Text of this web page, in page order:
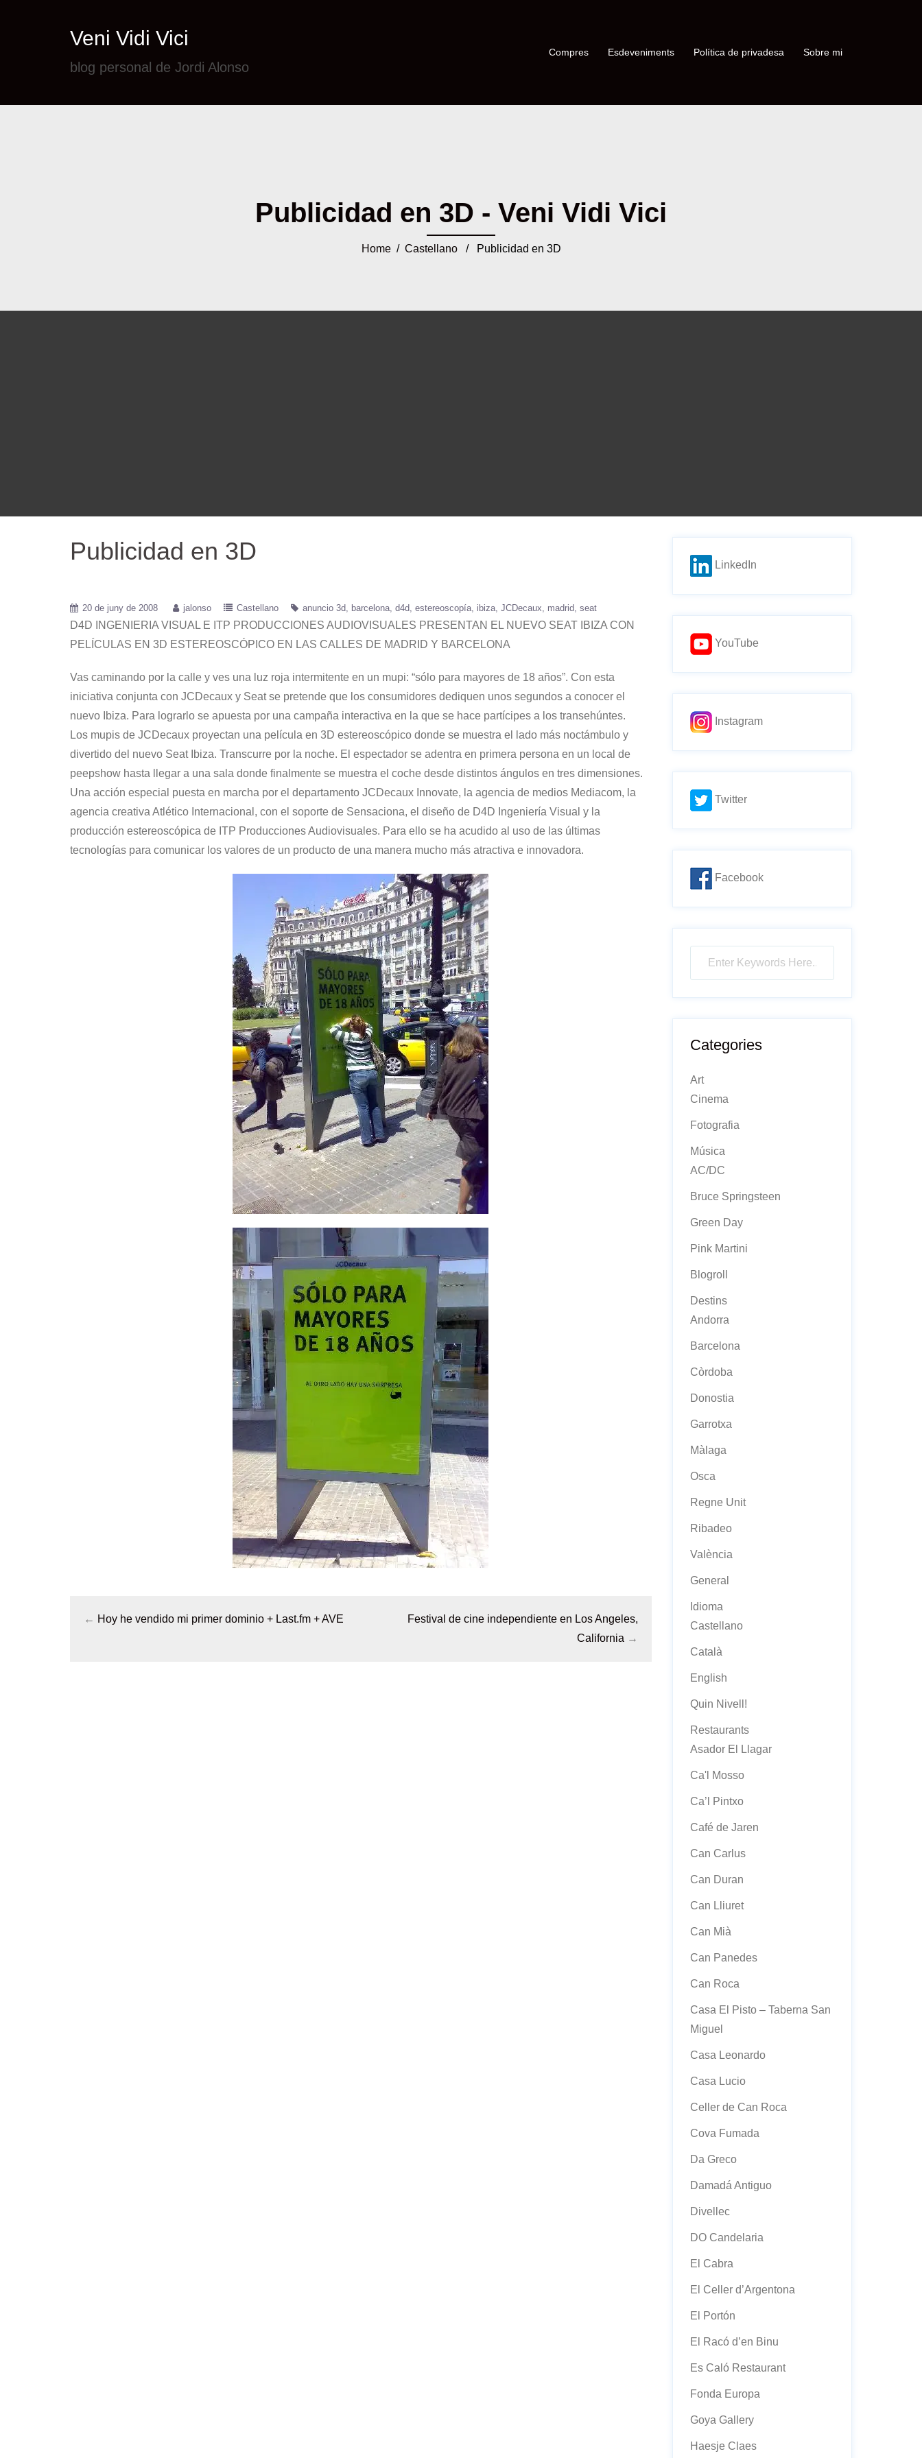
Veni Vidi Vici
blog personal de Jordi Alonso
Compres Esdeveniments Política de privadesa Sobre mi
Publicidad en 3D - Veni Vidi Vici
Home/ Castellano/ Publicidad en 3D
Publicidad en 3D
20 de juny de 2008 jalonso Castellano anuncio 3d barcelona d4d estereoscopía ibiza JCDecaux madrid seat
D4D INGENIERIA VISUAL E ITP PRODUCCIONES AUDIOVISUALES PRESENTAN EL NUEVO SEAT IBIZA CON
PELÍCULAS EN 3D ESTEREOSCÓPICO EN LAS CALLES DE MADRID Y BARCELONA
Vas caminando por la calle y ves una luz roja intermitente en un mupi: “sólo para mayores de 18 años”. Con esta
iniciativa conjunta con JCDecaux y Seat se pretende que los consumidores dediquen unos segundos a conocer el
nuevo Ibiza. Para lograrlo se apuesta por una campaña interactiva en la que se hace partícipes a los transehúntes.
Los mupis de JCDecaux proyectan una película en 3D estereoscópico donde se muestra el lado más noctámbulo y
divertido del nuevo Seat Ibiza. Transcurre por la noche. El espectador se adentra en primera persona en un local de
peepshow hasta llegar a una sala donde finalmente se muestra el coche desde distintos ángulos en tres dimensiones.
Una acción especial puesta en marcha por el departamento JCDecaux Innovate, la agencia de medios Mediacom, la
agencia creativa Atlético Internacional, con el soporte de Sensaciona, el diseño de D4D Ingeniería Visual y la
producción estereoscópica de ITP Producciones Audiovisuales. Para ello se ha acudido al uso de las últimas
tecnologías para comunicar los valores de un producto de una manera mucho más atractiva e innovadora.
← Hoy he vendido mi primer dominio + Last.fm + AVE
Festival de cine independiente en Los Angeles,
California →
LinkedIn
YouTube
Instagram
Twitter
Facebook
Categories
Art
Cinema
Fotografia
Música
AC/DC
Bruce Springsteen
Green Day
Pink Martini
Blogroll
Destins
Andorra
Barcelona
Còrdoba
Donostia
Garrotxa
Màlaga
Osca
Regne Unit
Ribadeo
València
General
Idioma
Castellano
Català
English
Quin Nivell!
Restaurants
Asador El Llagar
Ca'l Mosso
Ca’l Pintxo
Café de Jaren
Can Carlus
Can Duran
Can Lliuret
Can Mià
Can Panedes
Can Roca
Casa El Pisto – Taberna San
Miguel
Casa Leonardo
Casa Lucio
Celler de Can Roca
Cova Fumada
Da Greco
Damadá Antiguo
Divellec
DO Candelaria
El Cabra
El Celler d’Argentona
El Portón
El Racó d’en Binu
Es Caló Restaurant
Fonda Europa
Goya Gallery
Haesje Claes